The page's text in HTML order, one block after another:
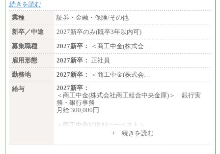
・専門・短大卒／月給185,000 円～210,000 円 ※勤務
地により異なる。
〈東京・神奈川〉210,000 円
〈大阪・兵庫〉200,000 円
〈愛知〉194,500 円 〈福
岡〉185,000円
※基本給のみ（地域手当なし）
※試用期間中も給与変更なし
中途：
【阪急交通社】
◆正社員/総合職
月給250,000円～(※1)、247,000円～(※2)、242,000円
～(※3)、239,000円～(※4)、237,000円～（※5）
・月給は一律地域手当を含んだ金額を表示
（※1…36,000円、※2…33,000円、※3…28,000円、
※4…25,000円、※5…23,000円）
続きを読む
業種
証券・金融・保険/その他
新卒／中途
2027新卒のみ(既卒3年以内可)
募集職種
2027新卒：
＜商工中金(株式会…
雇用形態
2027新卒： 正社員
勤務地
2027新卒：
＜商工中金(株式会…
給与
2027新卒：
＜商工中金(株式会社商工組合中央金庫)＞ 銀行実
務・銀行事務
月給 300,000円
＜商工中金MIRAIハーベスト＞
+ 続きを読む